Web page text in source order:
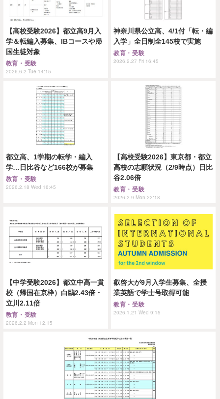
【高校受験2026】都立高9月入
学＆転編入募集、IBコースや帰
国生徒対象
教育・受験
2026.6.2 Tue 14:15
神奈川県公立高、4/1付「転・編
入学」全日制全145校で実施
教育・受験
2026.2.27 Fri 16:45
都立高、1学期の転学・編入
学…日比谷など166校が募集
教育・受験
2026.2.18 Wed 16:45
【高校受験2026】東京都・都立
高校の志願状況（2/9時点）日比
谷2.06倍
教育・受験
2026.2.9 Mon 22:18
【中学受験2026】都立中高一貫
校（帰国在京枠）白鷗2.43倍・
立川2.11倍
教育・受験
2026.2.2 Mon 12:15
叡啓大が9月入学生募集、全授
業英語で学士号取得可能
教育・受験
2026.1.21 Wed 9:15